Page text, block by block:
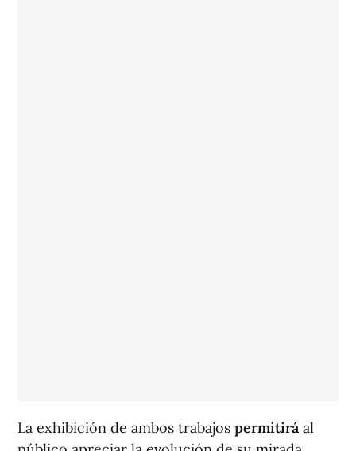
La exhibición de ambos trabajos permitirá al